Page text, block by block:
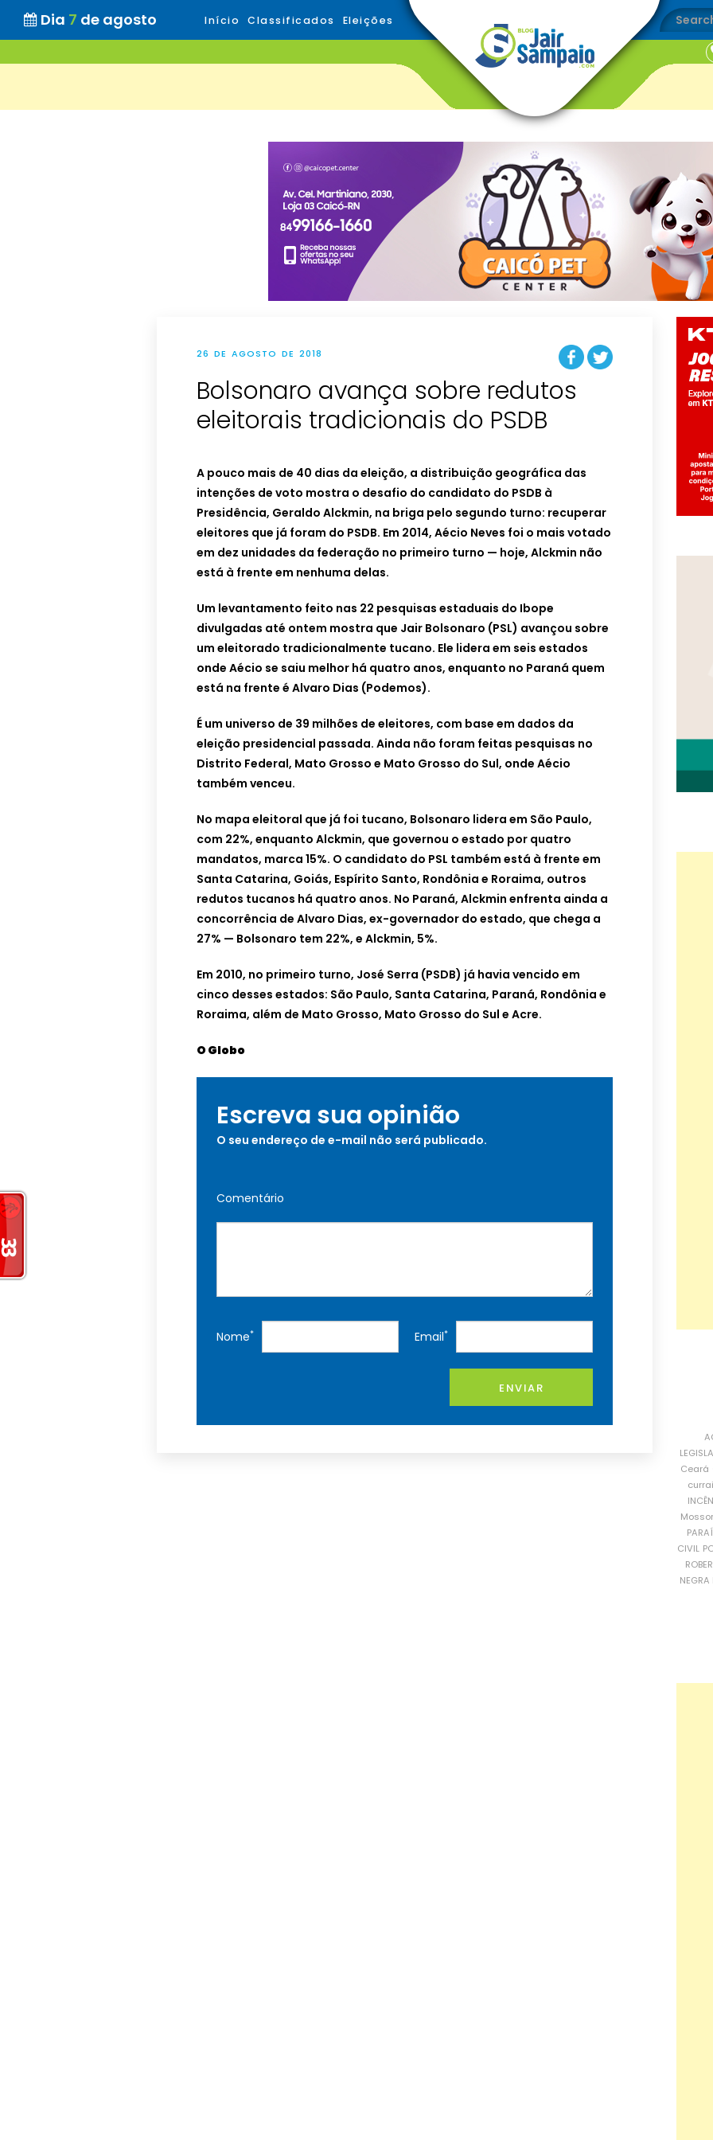
Dia 7 de agosto Início Classificados Eleições
26 DE AGOSTO DE 2018
Bolsonaro avança sobre redutos
eleitorais tradicionais do PSDB
A pouco mais de 40 dias da eleição, a distribuição geográfica das
intenções de voto mostra o desafio do candidato do PSDB à
Presidência, Geraldo Alckmin, na briga pelo segundo turno: recuperar
eleitores que já foram do PSDB. Em 2014, Aécio Neves foi o mais votado
em dez unidades da federação no primeiro turno — hoje, Alckmin não
está à frente em nenhuma delas.
Um levantamento feito nas 22 pesquisas estaduais do Ibope
divulgadas até ontem mostra que Jair Bolsonaro (PSL) avançou sobre
um eleitorado tradicionalmente tucano. Ele lidera em seis estados
onde Aécio se saiu melhor há quatro anos, enquanto no Paraná quem
está na frente é Alvaro Dias (Podemos).
É um universo de 39 milhões de eleitores, com base em dados da
eleição presidencial passada. Ainda não foram feitas pesquisas no
Distrito Federal, Mato Grosso e Mato Grosso do Sul, onde Aécio
também venceu.
No mapa eleitoral que já foi tucano, Bolsonaro lidera em São Paulo,
com 22%, enquanto Alckmin, que governou o estado por quatro
mandatos, marca 15%. O candidato do PSL também está à frente em
Santa Catarina, Goiás, Espírito Santo, Rondônia e Roraima, outros
redutos tucanos há quatro anos. No Paraná, Alckmin enfrenta ainda a
concorrência de Alvaro Dias, ex-governador do estado, que chega a
27% — Bolsonaro tem 22%, e Alckmin, 5%.
Em 2010, no primeiro turno, José Serra (PSDB) já havia vencido em
cinco desses estados: São Paulo, Santa Catarina, Paraná, Rondônia e
Roraima, além de Mato Grosso, Mato Grosso do Sul e Acre.
O Globo
Escreva sua opinião
O seu endereço de e-mail não será publicado.
Comentário
Nome* Email*
ENVIAR
Ceará
CIVIL
NEGRA